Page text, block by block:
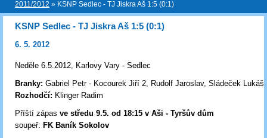
2011/2012 » KSNP Sedlec - TJ Jiskra Aš 1:5 (0:1)
KSNP Sedlec - TJ Jiskra Aš 1:5 (0:1)
6. 5. 2012
Neděle 6.5.2012, Karlovy Vary - Sedlec
Branky: Gabriel Petr - Kocourek Jiří 2, Rudolf Jaroslav, Sládeček
Rozhodčí: Klinger Radim
Příští zápas ve středu 9.5. od 18:15 v Aši - Tyršův dům
soupeř: FK Baník Sokolov